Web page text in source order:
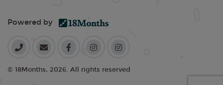
Powered by
© 18Months, 2026. All rights reserved